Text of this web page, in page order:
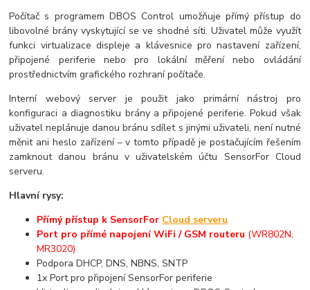
Počítač s programem DBOS Control umožňuje přímý přístup do
libovolné brány vyskytující se ve shodné síti. Uživatel může využít
funkci virtualizace displeje a klávesnice pro nastavení zařízení,
připojené periferie nebo pro lokální měření nebo ovládání
prostřednictvím grafického rozhraní počítače.
Interní webový server je použit jako primární nástroj pro
konfiguraci a diagnostiku brány a připojené periferie. Pokud však
uživatel neplánuje danou bránu sdílet s jinými uživateli, není nutné
měnit ani heslo zařízení – v tomto případě je postačujícím řešením
zamknout danou bránu v uživatelském účtu SensorFor Cloud
serveru.
Hlavní rysy:
Přímý přístup k SensorFor Cloud serveru
Port pro přímé napojení WiFi / GSM routeru (WR802N,
MR3020)
Podpora DHCP, DNS, NBNS, SNTP
1x Port pro připojení SensorFor periferie